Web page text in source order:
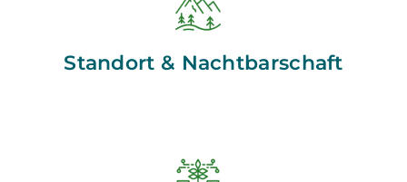
Standort & Nachtbarschaft